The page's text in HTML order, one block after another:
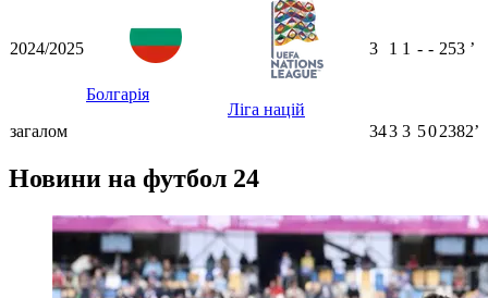
2024/2025
Болгарія
Ліга націй
3 1 1 - - 253 ʼ
загалом 343 3 502382ʼ
Новини на футбол 24